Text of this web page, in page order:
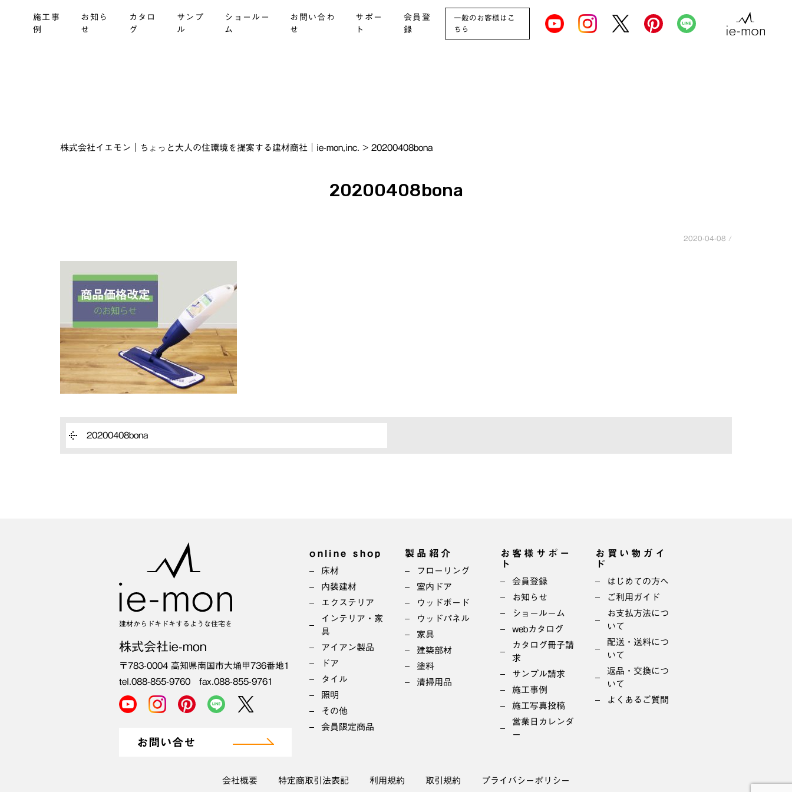
施工事
例
お知ら
せ
カタロ
グ
サンプ
ル
ショールー
ム
お問い合わ
せ
サポー
ト
会員登
録
一般のお客様はこ
ちら
株式会社イエモン｜ちょっと大人の住環境を提案する建材商社｜ie-mon,inc. > 20200408bona
20200408bona
2020-04-08 /
20200408bona
建材からドキドキするような住宅を
株式会社ie-mon
〒783-0004 高知県南国市大埇甲736番地1
tel.088-855-9760 fax.088-855-9761
お問い合せ
online shop
床材
内装建材
エクステリア
インテリア・家
具
アイアン製品
ドア
タイル
照明
その他
会員限定商品
製品紹介
フローリング
室内ドア
ウッドボード
ウッドパネル
家具
建築部材
塗料
清掃用品
お客様サポー
ト
会員登録
お知らせ
ショールーム
webカタログ
カタログ冊子請
求
サンプル請求
施工事例
施工写真投稿
営業日カレンダ
ー
お買い物ガイ
ド
はじめての方へ
ご利用ガイド
お支払方法につ
いて
配送・送料につ
いて
返品・交換につ
いて
よくあるご質問
会社概要 特定商取引法表記 利用規約 取引規約 プライバシーポリシー